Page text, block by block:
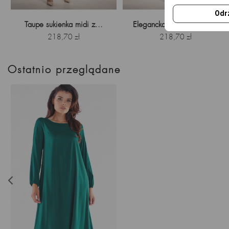
Taupe sukienka midi z...
Cena
218,70 zł
Elegancka sukienka midi...
Cena
218,70 zł
Ostatnio przeglądane